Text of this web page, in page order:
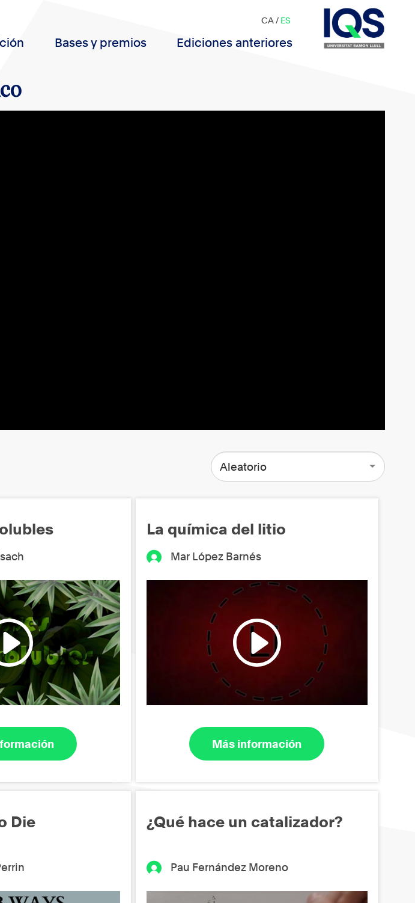
Bases y premios Ediciones anteriores
CA/ ES
Aleatorio
La química del litio
Mar López Barnés
Más información
Die ¿Qué hace un catalizador?
Pau Fernández Moreno